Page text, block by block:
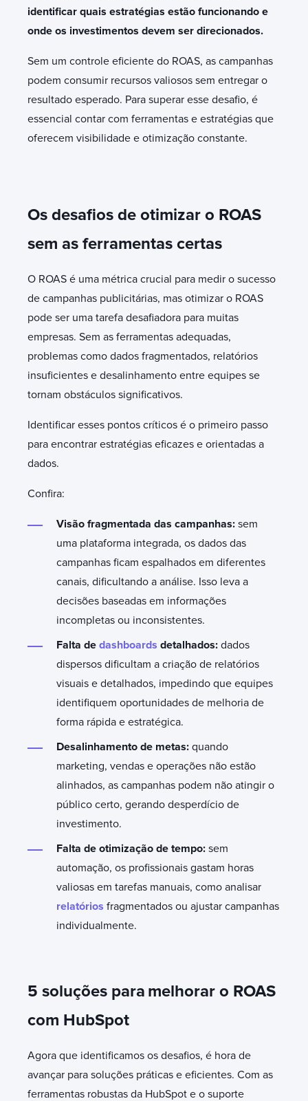
identificar quais estratégias estão funcionando e
onde os investimentos devem ser direcionados.
Sem um controle eficiente do ROAS, as campanhas
podem consumir recursos valiosos sem entregar o
resultado esperado. Para superar esse desafio, é
essencial contar com ferramentas e estratégias que
oferecem visibilidade e otimização constante.
Os desafios de otimizar o ROAS
sem as ferramentas certas
O ROAS é uma métrica crucial para medir o sucesso
de campanhas publicitárias, mas otimizar o ROAS
pode ser uma tarefa desafiadora para muitas
empresas. Sem as ferramentas adequadas,
problemas como dados fragmentados, relatórios
insuficientes e desalinhamento entre equipes se
tornam obstáculos significativos.
Identificar esses pontos críticos é o primeiro passo
para encontrar estratégias eficazes e orientadas a
dados.
Confira:
Visão fragmentada das campanhas: sem
uma plataforma integrada, os dados das
campanhas ficam espalhados em diferentes
canais, dificultando a análise. Isso leva a
decisões baseadas em informações
incompletas ou inconsistentes.
Falta de dashboards detalhados: dados
dispersos dificultam a criação de relatórios
visuais e detalhados, impedindo que equipes
identifiquem oportunidades de melhoria de
forma rápida e estratégica.
Desalinhamento de metas: quando
marketing, vendas e operações não estão
alinhados, as campanhas podem não atingir o
público certo, gerando desperdício de
investimento.
Falta de otimização de tempo: sem
automação, os profissionais gastam horas
valiosas em tarefas manuais, como analisar
relatórios fragmentados ou ajustar campanhas
individualmente.
5 soluções para melhorar o ROAS
com HubSpot
Agora que identificamos os desafios, é hora de
avançar para soluções práticas e eficientes. Com as
ferramentas robustas da HubSpot e o suporte